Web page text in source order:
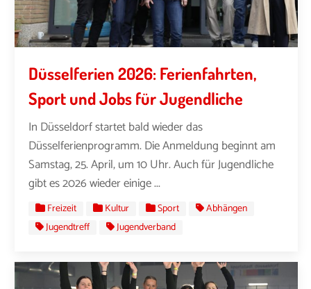
Düsselferien 2026: Ferienfahrten,
Sport und Jobs für Jugendliche
In Düsseldorf startet bald wieder das
Düsselferienprogramm. Die Anmeldung beginnt am
Samstag, 25. April, um 10 Uhr. Auch für Jugendliche
gibt es 2026 wieder einige ...
Freizeit Kultur Sport
Abhängen
Jugendtreff
Jugendverband